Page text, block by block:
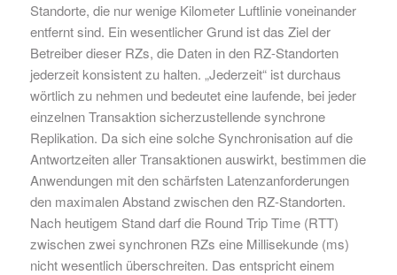
Standorte, die nur wenige Kilometer Luftlinie voneinander
entfernt sind. Ein wesentlicher Grund ist das Ziel der
Betreiber dieser RZs, die Daten in den RZ-Standorten
jederzeit konsistent zu halten. „Jederzeit“ ist durchaus
wörtlich zu nehmen und bedeutet eine laufende, bei jeder
einzelnen Transaktion sicherzustellende synchrone
Replikation. Da sich eine solche Synchronisation auf die
Antwortzeiten aller Transaktionen auswirkt, bestimmen die
Anwendungen mit den schärfsten Latenzanforderungen
den maximalen Abstand zwischen den RZ-Standorten.
Nach heutigem Stand darf die Round Trip Time (RTT)
zwischen zwei synchronen RZs eine Millisekunde (ms)
nicht wesentlich überschreiten. Das entspricht einem